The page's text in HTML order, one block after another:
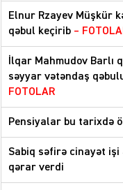
Elnur Rzayev Müşkür
qəbul keçirib –
İlqar Mahmudov Barlı
səyyar vətəndaş
FOTOLAR
Pensiyalar bu tarixdə
Sabiq səfirə cinayət işi
qərar verdi